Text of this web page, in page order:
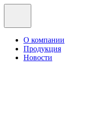
О компании
Продукция
Новости